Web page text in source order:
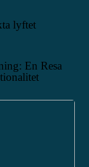
lyftet
En Resa